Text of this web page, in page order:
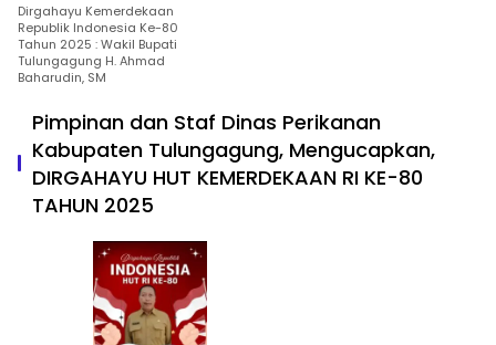
Dirgahayu Kemerdekaan
Republik Indonesia Ke-80
Tahun 2025 : Wakil Bupati
Tulungagung H. Ahmad
Baharudin, SM
Pimpinan dan Staf Dinas Perikanan
Kabupaten Tulungagung, Mengucapkan,
DIRGAHAYU HUT KEMERDEKAAN RI KE-80
TAHUN 2025